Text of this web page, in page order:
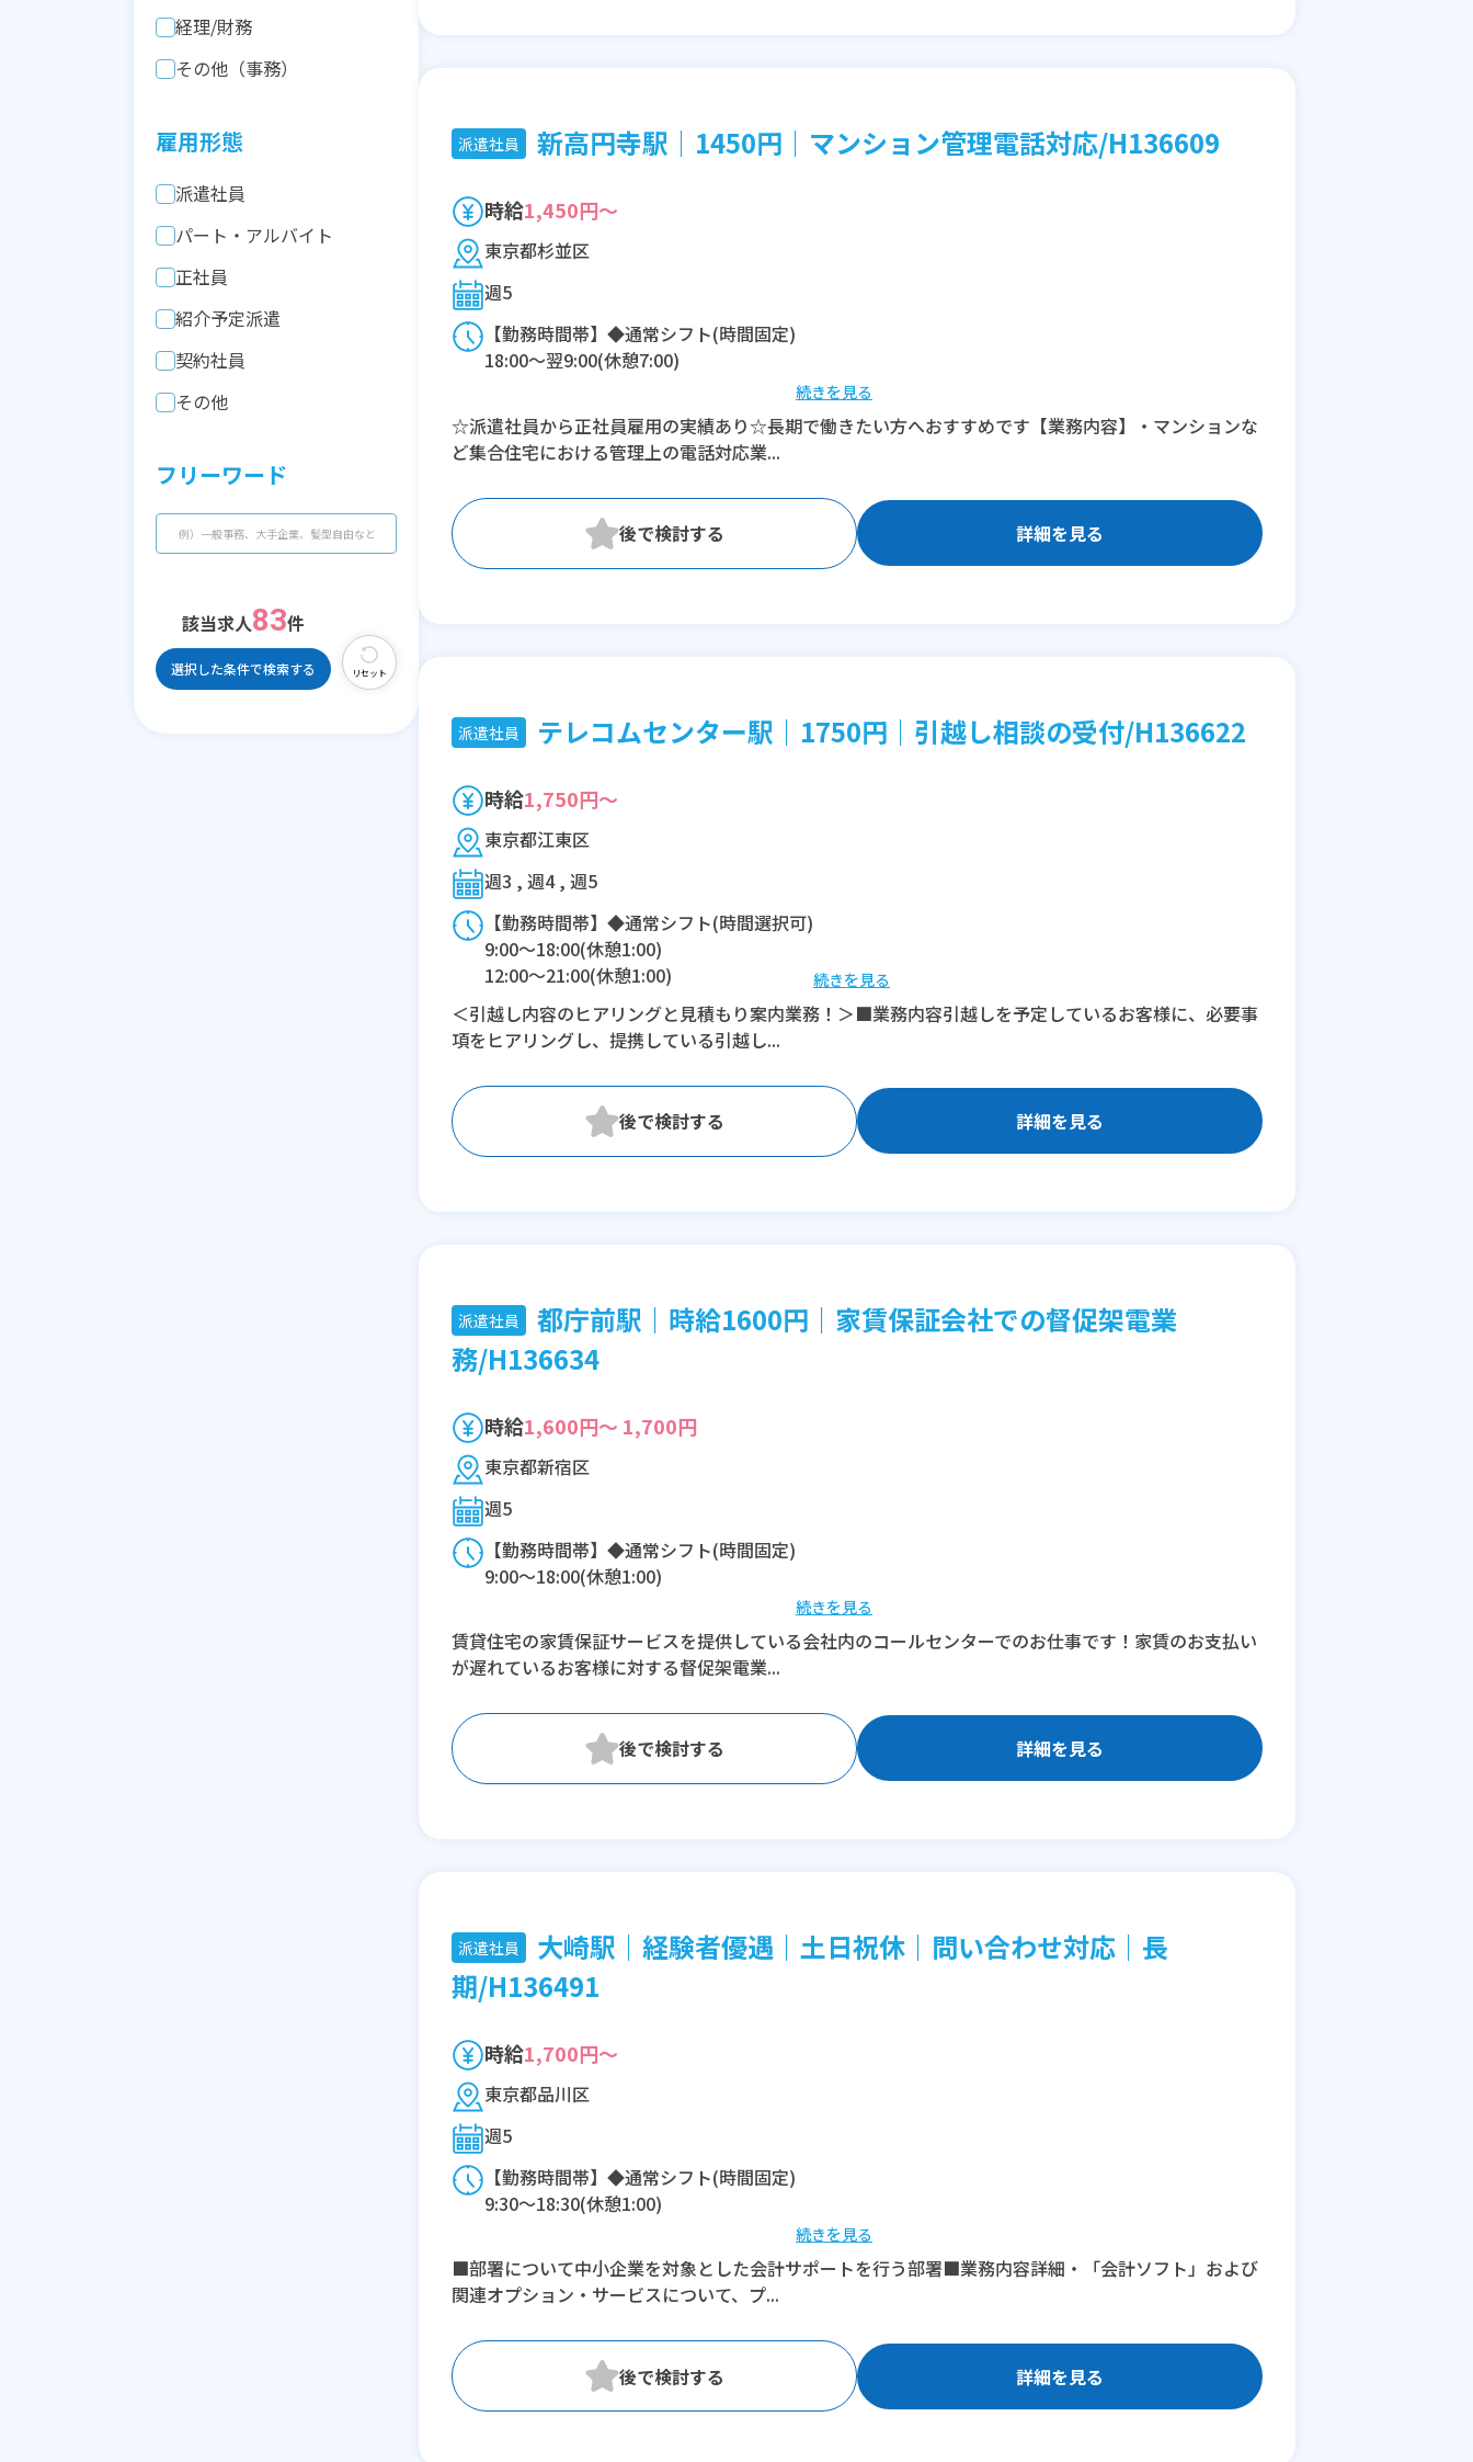
経理/財務
その他（事務）
雇用形態
派遣社員
パート・アルバイト
正社員
紹介予定派遣
契約社員
その他
フリーワード
該当求人83件
選択した条件で検索する リセット
派遣社員 新高円寺駅｜1450円｜マンション管理電話対応/H136609
時給1,450円～
東京都杉並区
週5
【勤務時間帯】◆通常シフト(時間固定)
18:00〜翌9:00(休憩7:00)
※残業：5〜10時間程度/月
続きを見る
☆派遣社員から正社員雇用の実績あり☆長期で働きたい方へおすすめです【業務内容】・マンションな
ど集合住宅における管理上の電話対応業...
詳細を見る
派遣社員 テレコムセンター駅｜1750円｜引越し相談の受付/H136622
時給1,750円～
東京都江東区
週3 , 週4 , 週5
【勤務時間帯】◆通常シフト(時間選択可)
9:00〜18:00(休憩1:00)
12:00〜21:00(休憩1:00)
※残業：0〜10時間程度/月
※時短：17:00～21:00
続きを見る
＜引越し内容のヒアリングと見積もり案内業務！＞■業務内容引越しを予定しているお客様に、必要事
項をヒアリングし、提携している引越し...
詳細を見る
派遣社員
都庁前駅｜時給1600円｜家賃保証会社での督促架電業
務/H136634
時給1,600円～ 1,700円
東京都新宿区
週5
【勤務時間帯】◆通常シフト(時間固定)
9:00〜18:00(休憩1:00)
※残業：0〜10時間程度/月
続きを見る
賃貸住宅の家賃保証サービスを提供している会社内のコールセンターでのお仕事です！家賃のお支払い
が遅れているお客様に対する督促架電業...
詳細を見る
派遣社員
大崎駅｜経験者優遇｜土日祝休｜問い合わせ対応｜長
期/H136491
時給1,700円～
東京都品川区
週5
【勤務時間帯】◆通常シフト(時間固定)
9:30〜18:30(休憩1:00)
※残業：0〜10時間程度/月
続きを見る
■部署について中小企業を対象とした会計サポートを行う部署■業務内容詳細・「会計ソフト」および
関連オプション・サービスについて、プ...
詳細を見る